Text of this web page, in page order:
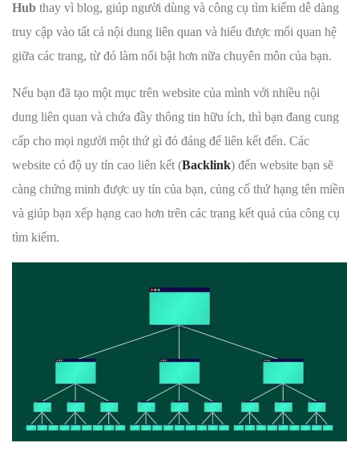
Hub thay vì blog, giúp người dùng và công cụ tìm kiếm dễ dàng
truy cập vào tất cả nội dung liên quan và hiểu được mối quan hệ
giữa các trang, từ đó làm nổi bật hơn nữa chuyên môn của bạn.
Nếu bạn đã tạo một mục trên website của mình với nhiều nội
dung liên quan và chứa đầy thông tin hữu ích, thì bạn đang cung
cấp cho mọi người một thứ gì đó đáng để liên kết đến. Các
website có độ uy tín cao liên kết (Backlink) đến website bạn sẽ
càng chứng minh được uy tín của bạn, củng cố thứ hạng tên miền
và giúp bạn xếp hạng cao hơn trên các trang kết quả của công cụ
tìm kiếm.